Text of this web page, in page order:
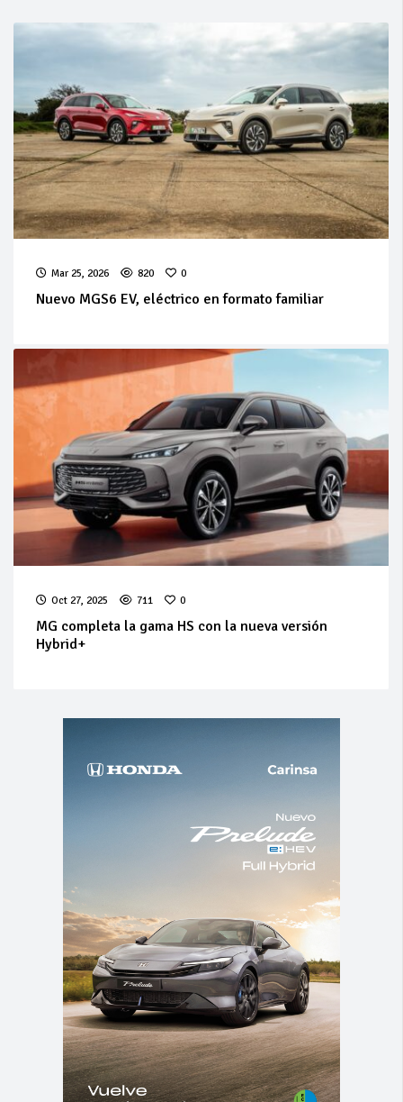
Mar 25, 2026 820 0
Nuevo MGS6 EV, eléctrico en formato familiar
Oct 27, 2025 711 0
MG completa la gama HS con la nueva versión
Hybrid+